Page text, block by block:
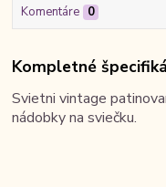
Komentáre 0
Kompletné
Svietni vintage
nádobky na sviečku.